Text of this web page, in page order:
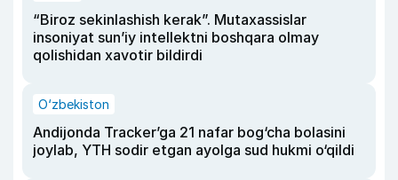
“Biroz sekinlashish kerak”. Mutaxassislar
insoniyat sun’iy intellektni boshqara olmay
qolishidan xavotir bildirdi
O‘zbekiston
Andijonda Tracker’ga 21 nafar bog‘cha bolasini
joylab, YTH sodir etgan ayolga sud hukmi o‘qildi